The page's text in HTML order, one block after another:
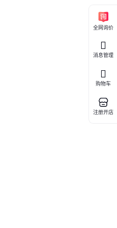
全网询价
消息管理
购物车
注册开店